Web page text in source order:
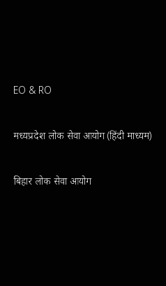
EO & RO
मध्यप्रदेश लोक सेवा आयोग (हिंदी माध्यम)
बिहार लोक सेवा आयोग